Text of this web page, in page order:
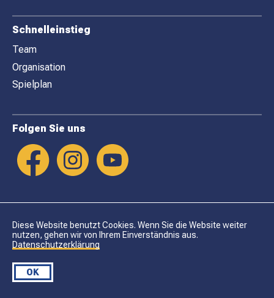
Schnelleinstieg
Team
Organisation
Spielplan
Folgen Sie uns
© DHC LYSS
Diese Website benutzt Cookies. Wenn Sie die Website weiter
nutzen, gehen wir von Ihrem Einverständnis aus.
Datenschutzerklärung
OK